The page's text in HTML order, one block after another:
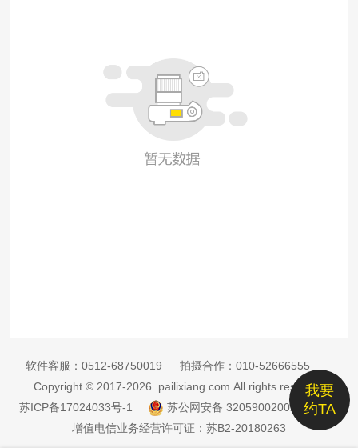
我要
约TA
软件客服： 0512-68750019 拍摄合作： 010-52666555
Copyright © 2017-2026 pailixiang.com All rights reserved
苏ICP备17024033号-1
苏公网安备 32059002002885号
增值电信业务经营许可证：苏B2-20180263